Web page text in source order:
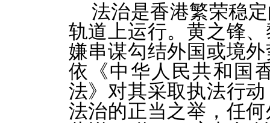
法治是香港繁荣稳
轨道上运行。黄之锋
嫌串谋勾结外国或境
依《中华人民共和国
法》对其采取执法行
法治的正当之举，任